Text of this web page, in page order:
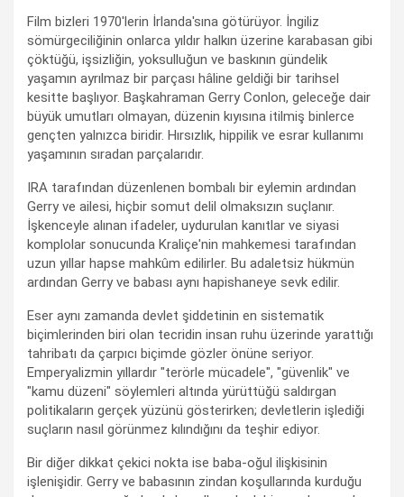
Film bizleri 1970'lerin İrlanda'sına götürüyor. İngiliz
sömürgeciliğinin onlarca yıldır halkın üzerine karabasan gibi
çöktüğü, işsizliğin, yoksulluğun ve baskının gündelik
yaşamın ayrılmaz bir parçası hâline geldiği bir tarihsel
kesitte başlıyor. Başkahraman Gerry Conlon, geleceğe dair
büyük umutları olmayan, düzenin kıyısına itilmiş binlerce
gençten yalnızca biridir. Hırsızlık, hippilik ve esrar kullanımı
yaşamının sıradan parçalarıdır.
IRA tarafından düzenlenen bombalı bir eylemin ardından
Gerry ve ailesi, hiçbir somut delil olmaksızın suçlanır.
İşkenceyle alınan ifadeler, uydurulan kanıtlar ve siyasi
komplolar sonucunda Kraliçe'nin mahkemesi tarafından
uzun yıllar hapse mahkûm edilirler. Bu adaletsiz hükmün
ardından Gerry ve babası aynı hapishaneye sevk edilir.
Eser aynı zamanda devlet şiddetinin en sistematik
biçimlerinden biri olan tecridin insan ruhu üzerinde yarattığı
tahribatı da çarpıcı biçimde gözler önüne seriyor.
Emperyalizmin yıllardır "terörle mücadele", "güvenlik" ve
"kamu düzeni" söylemleri altında yürüttüğü saldırgan
politikaların gerçek yüzünü gösterirken; devletlerin işlediği
suçların nasıl görünmez kılındığını da teşhir ediyor.
Bir diğer dikkat çekici nokta ise baba-oğul ilişkisinin
işlenişidir. Gerry ve babasının zindan koşullarında kurduğu